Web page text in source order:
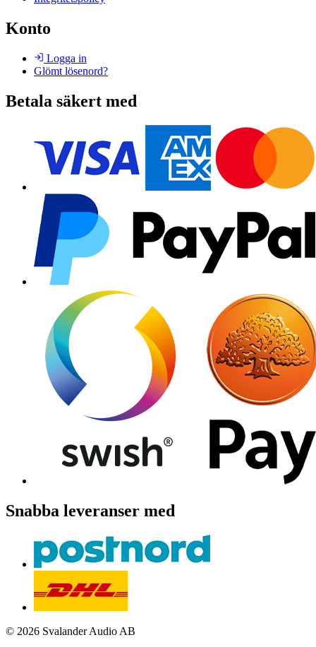
Konto
Logga in
Glömt lösenord?
Betala säkert med
Snabba leveranser med
© 2026 Svalander Audio AB